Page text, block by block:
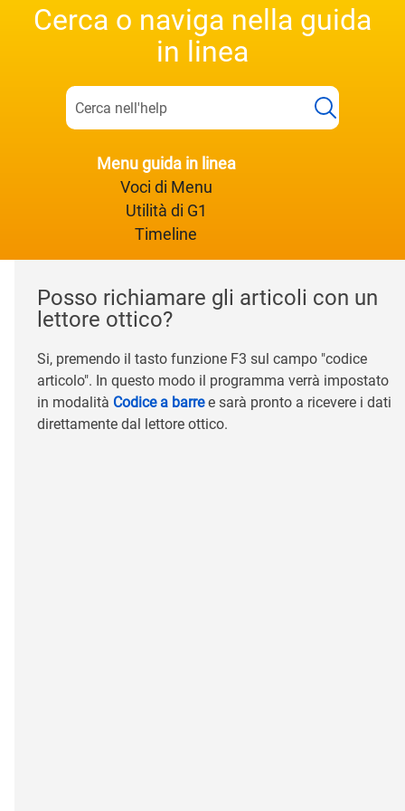
Cerca o naviga nella guida
in linea
Menu guida in linea
Voci di Menu
Utilità di G1
Timeline
Posso richiamare gli articoli con un
lettore ottico?
Si, premendo il tasto funzione F3 sul campo "codice
articolo". In questo modo il programma verrà impostato
in modalità Codice a barree sarà pronto a ricevere i dati
direttamente dal lettore ottico.